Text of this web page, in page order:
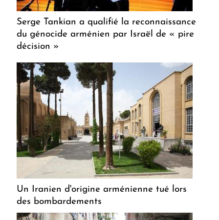
Serge Tankian a qualifié la reconnaissance
du génocide arménien par Israël de « pire
décision »
Un Iranien d'origine arménienne tué lors
des bombardements